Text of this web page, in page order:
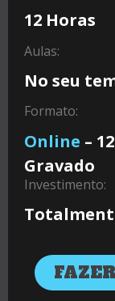
12 Horas
Aulas:
No seu
Formato:
Online –
Gravado
Investimento: